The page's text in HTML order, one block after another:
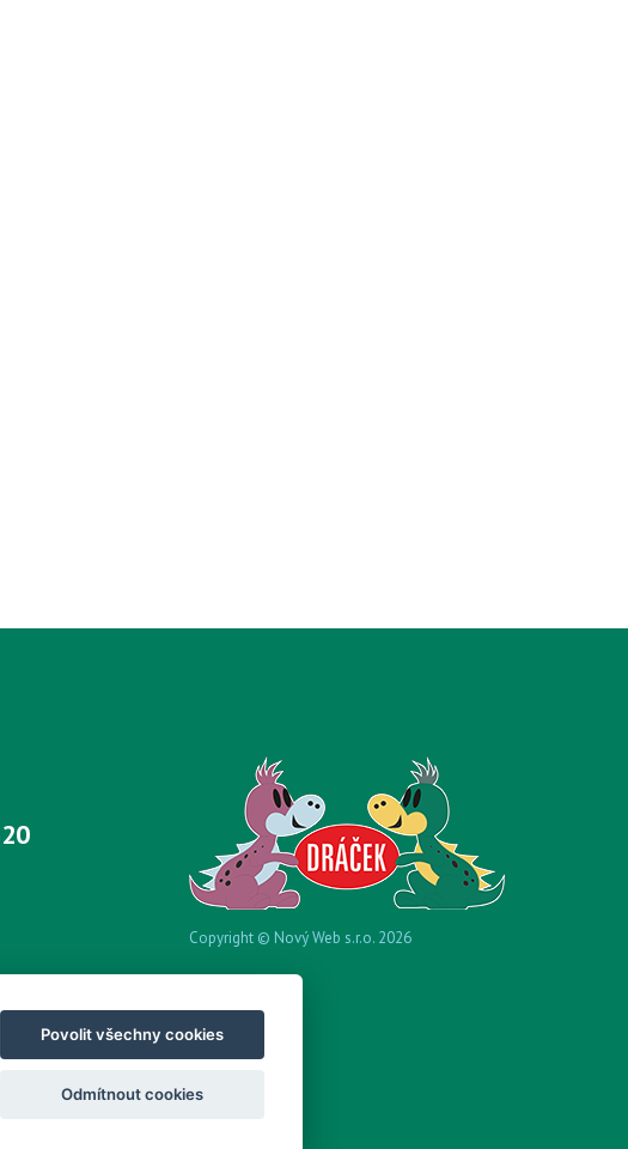
Copyright © Nový Web s.r.o. 2026
Povolit všechny cookies
Odmítnout cookies